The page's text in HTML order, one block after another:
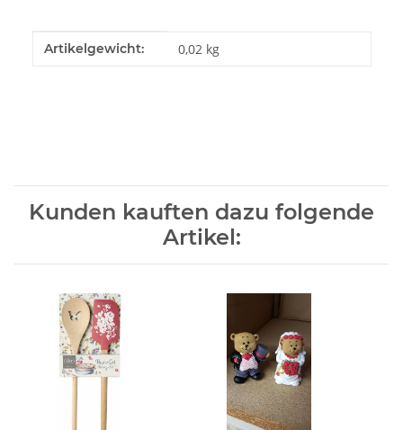
Produkteigenschaft
Wert
Artikelgewicht: 0,02 kg
Kunden kauften dazu folgende
Artikel: